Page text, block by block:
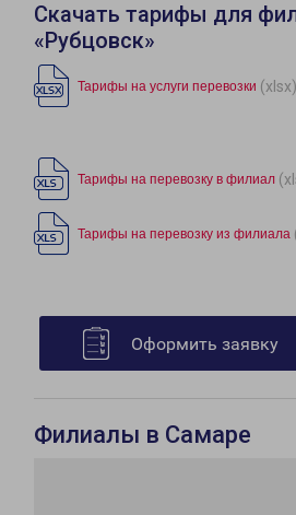
Скачать тарифы для
«Рубцовск»
Тарифы на услуги перевозки (xlsx)
Тарифы на перевозку в филиал
Тарифы на перевозку из филиала
Оформить заявку
Филиалы в Самаре